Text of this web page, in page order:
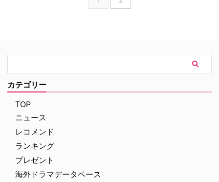
後の19日（水）までその情報はメ
ア・クラークは授賞式の外でも注
カテゴリー
TOP
ニュース
レコメンド
ランキング
プレゼント
海外ドラマデータベース